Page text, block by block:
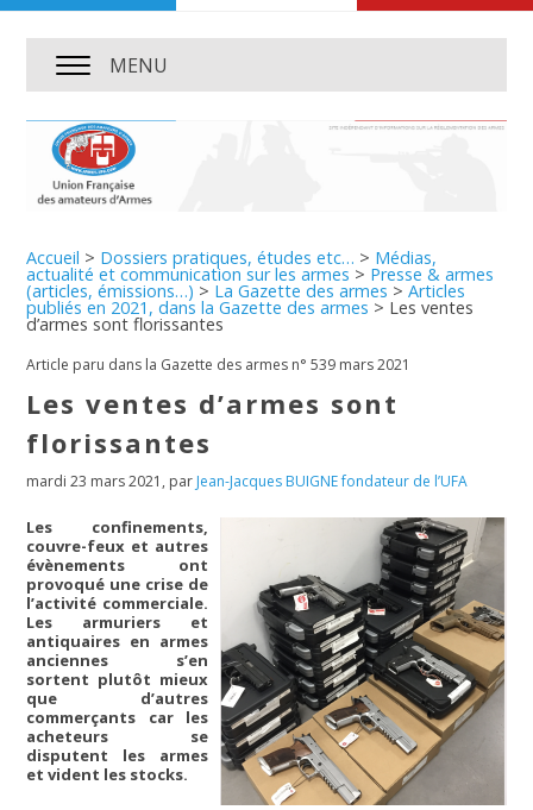
MENU
Accueil > Dossiers pratiques, études etc… > Médias,
actualité et communication sur les armes > Presse & armes
(articles, émissions…) > La Gazette des armes >Articles
publiés en 2021, dans la Gazette des armes > Les ventes
d’armes sont florissantes
Article paru dans la Gazette des armes n° 539 mars 2021
Les ventes d’armes sont
florissantes
mardi 23 mars 2021, par Jean-Jacques BUIGNE fondateur de l’UFA
Les confinements,
couvre-feux et autres
évènements ont
provoqué une crise de
l’activité commerciale.
Les armuriers et
antiquaires en armes
anciennes s’en
sortent plutôt mieux
que d’autres
commerçants car les
acheteurs se
disputent les armes
et vident les stocks.